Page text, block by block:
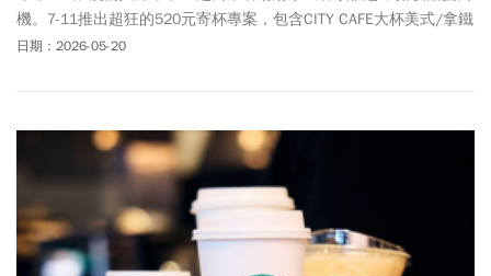
機。7-11推出超狂的520元寄杯專案，包含CITY CAFE大杯美式/拿鐵
任選13杯只要520元，萊爾富則有520咖啡買一送一、OK-mart也能
享省荷包！《今周刊》整理各超商5月優惠懶人包，怎麼買最省？就
來看這篇！
日期：2026-05-20